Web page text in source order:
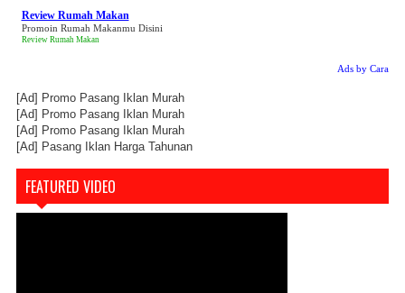
Review Rumah Makan
Promoin Rumah Makanmu Disini
Review Rumah Makan
Ads by Cara
[Ad] Promo Pasang Iklan Murah
[Ad] Promo Pasang Iklan Murah
[Ad] Promo Pasang Iklan Murah
[Ad] Pasang Iklan Harga Tahunan
FEATURED VIDEO